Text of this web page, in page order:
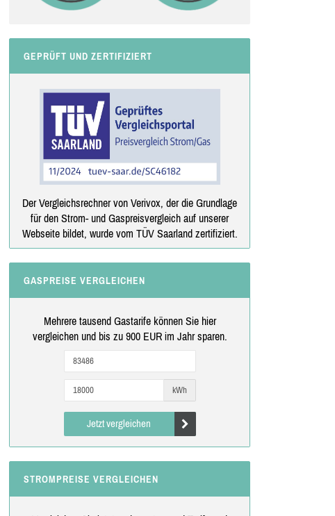
GEPRÜFT UND ZERTIFIZIERT
Der Vergleichsrechner von Verivox, der die Grundlage
für den Strom- und Gaspreisvergleich auf unserer
Webseite bildet, wurde vom TÜV Saarland zertifiziert.
GASPREISE VERGLEICHEN
Mehrere tausend Gastarife können Sie hier
vergleichen und bis zu 900 EUR im Jahr sparen.
kWh
Jetzt vergleichen
STROMPREISE VERGLEICHEN